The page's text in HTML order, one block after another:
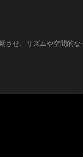
させ、リズムや空間的な